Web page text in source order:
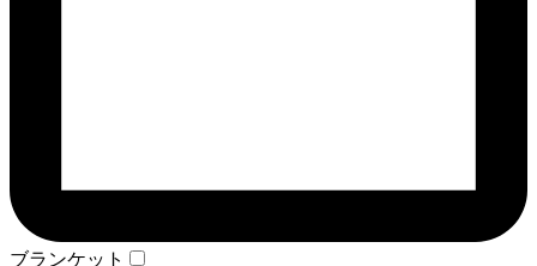
ブランケット